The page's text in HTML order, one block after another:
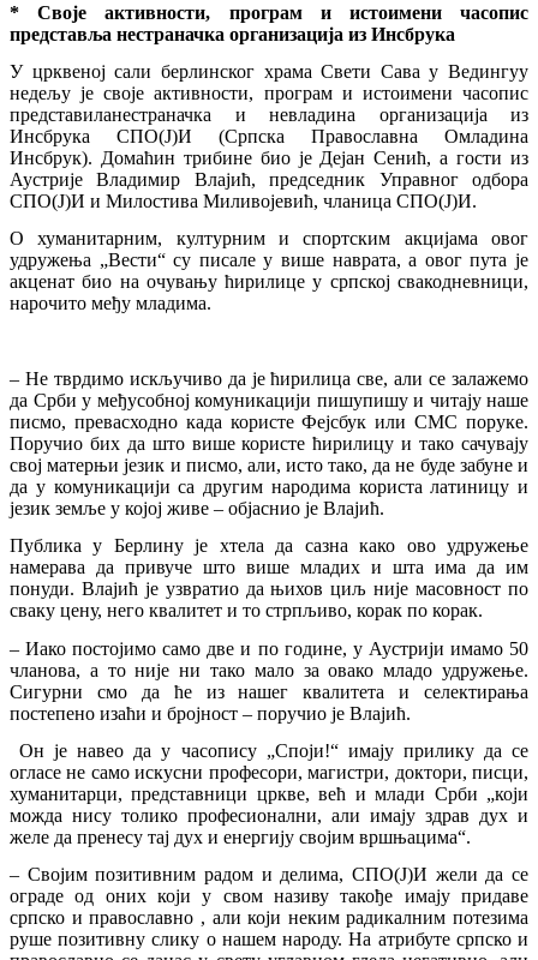
* Своје активности, програм и истоимени часопис
представља нестраначка организација из Инсбрука
У црквеној сали берлинског храма Свети Сава у Ведингуу
недељу је своје активности, програм и истоимени часопис
представиланестраначка и невладина организација из
Инсбрука СПО(Ј)И (Српска Православна Омладина
Инсбрук). Домаћин трибине био је Дејан Сенић, а гости из
Аустрије Владимир Влајић, председник Управног одбора
СПО(Ј)И и Милостива Миливојевић, чланица СПО(Ј)И.
О хуманитарним, културним и спортским акцијама овог
удружења „Вести“ су писале у више наврата, а овог пута је
акценат био на очувању ћирилице у српској свакодневници,
нарочито међу младима.
– Не тврдимо искључиво да је ћирилица све, али се залажемо
да Срби у међусобној комуникацији пишупишу и читају наше
писмо, превасходно када користе Фејсбук или СМС поруке.
Поручио бих да што више користе ћирилицу и тако сачувају
свој матерњи језик и писмо, али, исто тако, да не буде забуне и
да у комуникацији са другим народима користа латиницу и
језик земље у којој живе – објаснио је Влајић.
Публика у Берлину је хтела да сазна како ово удружење
намерава да привуче што више младих и шта има да им
понуди. Влајић је узвратио да њихов циљ није масовност по
сваку цену, него квалитет и то стрпљиво, корак по корак.
– Иако постојимо само две и по године, у Аустрији имамо 50
чланова, а то није ни тако мало за овако младо удружење.
Сигурни смо да ће из нашег квалитета и селектирања
постепено изаћи и бројност – поручио је Влајић.
Он је навео да у часопису „Споји!“ имају прилику да се
огласе не само искусни професори, магистри, доктори, писци,
хуманитарци, представници цркве, већ и млади Срби „који
можда нису толико професионални, али имају здрав дух и
желе да пренесу тај дух и енергију својим вршњацима“.
– Својим позитивним радом и делима, СПО(Ј)И жели да се
ограде од оних који у свом називу такође имају придаве
српско и православно , али који неким радикалним потезима
руше позитивну слику о нашем народу. На атрибуте српско и